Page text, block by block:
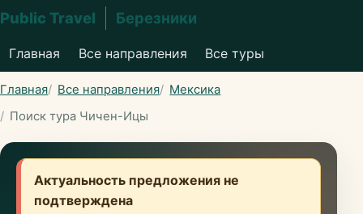
Public Travel Березники
Главная Все направления Все туры
Главная Все направления
Мексика
Поиск тура Чичен-Ицы
Актуальность предложения не
подтверждена